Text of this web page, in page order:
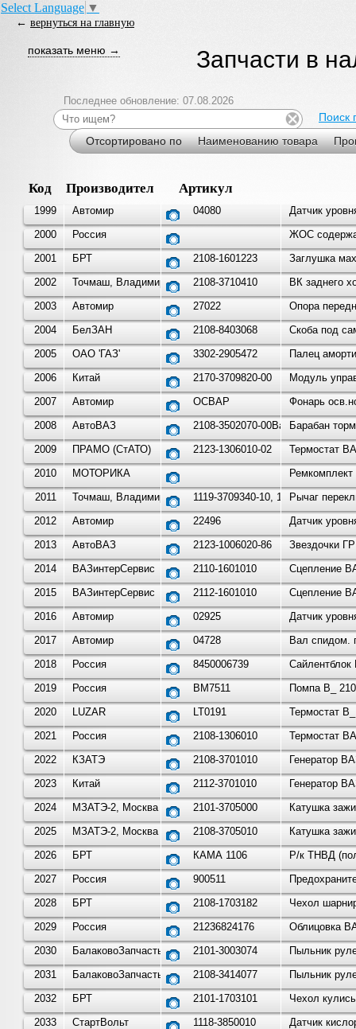
Select Language ▼
показать меню →
← вернуться на главную
Запчасти в
Последнее обновление: 07.08.2026
Отсортировано по Наименованию товара
Поиск
Код Производитель Артикул
1999 Автомир 04080
Датчик
2000
Россия
ЖОС
2001
БРТ 2108-1601223
Заглушка
2002
Точмаш, Владимир 2108-3710410
ВК заднего
2003
Автомир 27022
Опора
2004
БелЗАН 2108-8403068
Скоба под
2005
ОАО 'ГАЗ' 3302-2905472
Палец
2006
Китай 2170-3709820-00
Модуль
2007
Автомир ОСВАР
Фонарь
2008
АвтоВАЗ 2108-3502070-00Ваз Барабан
2009
ПРАМО (СтАТО) 2123-1306010-02
Термостат
2010
МОТОРИКА
2011
Точмаш, Владимир 1119-3709340-10, 11190-37
Рычаг
2012
Автомир 22496
Датчик
2013
АвтоВАЗ 2123-1006020-86
Звездочки
2014
ВАЗинтерСервис 2110-1601010
Сцепление
2015
ВАЗинтерСервис 2112-1601010
Сцепление
2016
Автомир 02925
Датчик
2017
Автомир 04728
Вал спидом.
2018
Россия 8450006739
Сайлентблок
2019
Россия BM7511
Помпа В_
2020
LUZAR LT0191
Термостат
2021
Россия 2108-1306010
Термостат
2022
КЗАТЭ 2108-3701010
Генератор
2023
Китай 2112-3701010
Генератор
2024
МЗАТЭ-2, Москва 2101-3705000
Катушка
2025
МЗАТЭ-2, Москва 2108-3705010
Катушка
2026
БРТ КАМА 1106
Р/к ТНВД
2027
Россия 900511
2028
БРТ 2108-1703182
Чехол
2029
Россия 21236824176
Облицовка
2030
БалаковоЗапчасть 2101-3003074
Пыльник
2031
БалаковоЗапчасть 2108-3414077
Пыльник
2032
БРТ 2101-1703101
Чехол
2033
СтартВольт 1118-3850010
Датчик